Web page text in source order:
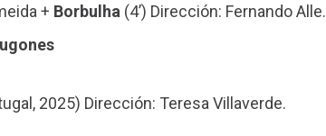
+ Borbulha (4’) Dirección: Fernando Alle.
2025) Dirección: Teresa Villaverde.